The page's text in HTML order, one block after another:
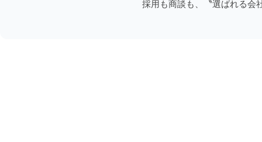
採用も商談も、〝選ばれる会